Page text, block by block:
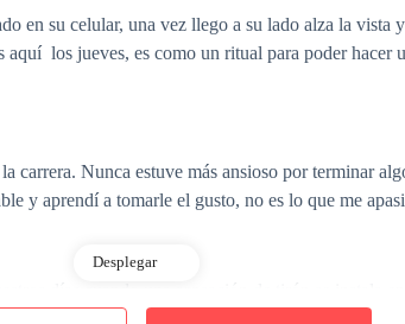
en su celular, una vez llego a su lado alza la vista
los jueves, es como un ritual para poder hacer
carrera. Nunca estuve más ansioso por terminar
y aprendí a tomarle el gusto, no es lo que me
había visto en la vida y aquí siempre viene la
Desplegar